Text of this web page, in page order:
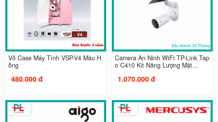
Vỏ Case Máy Tính VSP-V4 Màu H
ồng
480.000 đ
Camera An Ninh WiFi TP-Link Tap
o C410 Kit Năng Lượng Mặt...
1.070.000 đ